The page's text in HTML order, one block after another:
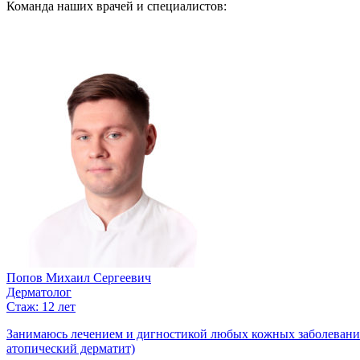
Команда наших врачей и специалистов:
Попов Михаил Сергеевич
Дерматолог
Стаж: 12 лет
Занимаюсь лечением и дигностикой любых кожных
атопический дерматит)